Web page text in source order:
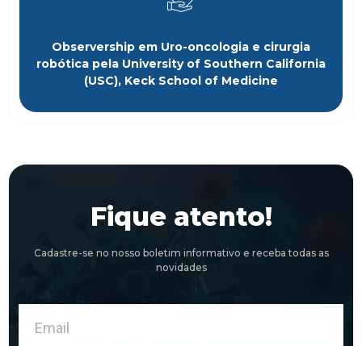
Observership em Uro-oncologia e cirurgia
robótica pela University of Southern California
(USC), Keck School of Medicine
Fique atento!
Cadastre-se no nosso boletim informativo e receba todas as
novidades